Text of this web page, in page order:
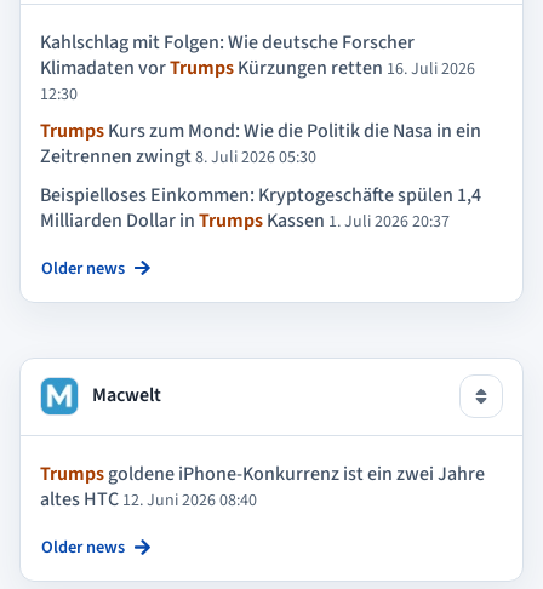
Kahlschlag mit Folgen: Wie deutsche Forscher
Klimadaten vorTrumpsKürzungen retten 16. Juli 2026
12:30
TrumpsKurs zum Mond: Wie die Politik die Nasa in ein
Zeitrennen zwingt8. Juli 2026 05:30
Beispielloses Einkommen: Kryptogeschäfte spülen 1,4
Milliarden Dollar inTrumpsKassen 1. Juli 2026 20:37
Older news
Macwelt
Trumpsgoldene iPhone-Konkurrenz ist ein zwei Jahre
altes HTC 12. Juni 2026 08:40
Older news